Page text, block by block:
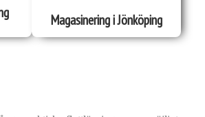
Magasinering i Jönköping